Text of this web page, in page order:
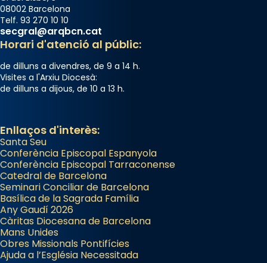
08002 Barcelona
Telf. 93 270 10 10
secgral@arqbcn.cat
Horari d'atenció al públic:
de dilluns a divendres, de 9 a 14 h.
Visites a l'Arxiu Diocesà:
de dilluns a dijous, de 10 a 13 h.
Enllaços d'interès:
Santa Seu
Conferència Episcopal Espanyola
Conferència Episcopal Tarraconense
Catedral de Barcelona
Seminari Conciliar de Barcelona
Basílica de la Sagrada Família
Any Gaudí 2026
Càritas Diocesana de Barcelona
Mans Unides
Obres Missionals Pontifícies
Ajuda a l’Església Necessitada